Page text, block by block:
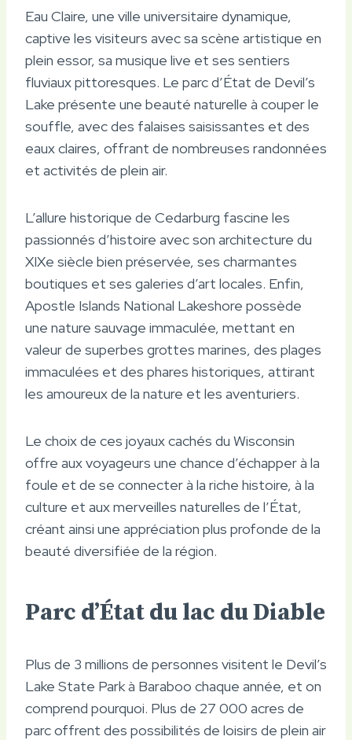
Eau Claire, une ville universitaire dynamique,
captive les visiteurs avec sa scène artistique en
plein essor, sa musique live et ses sentiers
fluviaux pittoresques. Le parc d’État de Devil’s
Lake présente une beauté naturelle à couper le
souffle, avec des falaises saisissantes et des
eaux claires, offrant de nombreuses randonnées
et activités de plein air.
L’allure historique de Cedarburg fascine les
passionnés d’histoire avec son architecture du
XIXe siècle bien préservée, ses charmantes
boutiques et ses galeries d’art locales. Enfin,
Apostle Islands National Lakeshore possède
une nature sauvage immaculée, mettant en
valeur de superbes grottes marines, des plages
immaculées et des phares historiques, attirant
les amoureux de la nature et les aventuriers.
Le choix de ces joyaux cachés du Wisconsin
offre aux voyageurs une chance d’échapper à la
foule et de se connecter à la riche histoire, à la
culture et aux merveilles naturelles de l’État,
créant ainsi une appréciation plus profonde de la
beauté diversifiée de la région.
Parc d’État du lac du Diable
Plus de 3 millions de personnes visitent le Devil’s
Lake State Park à Baraboo chaque année, et on
comprend pourquoi. Plus de 27 000 acres de
parc offrent des possibilités de loisirs de plein air